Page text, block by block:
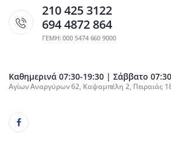
210 425 3122
694 4872 864
ΓΕΜΗ: 000 5474 660 9000
Καθημερινά 07:30-19:30 | Σάββατο
Αγίων Αναργύρων 62, Καψαμπέλη 2, Πειραιάς